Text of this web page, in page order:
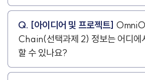
Q. [아이디어 및 프로젝트]
Chain(선택과제 2) 정보는 어디에
할 수 있나요?